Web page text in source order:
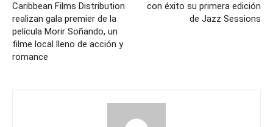
Caribbean Films Distribution
realizan gala premier de la
película Morir Soñando, un
filme local lleno de acción y
romance
con éxito su primera edición
de Jazz Sessions